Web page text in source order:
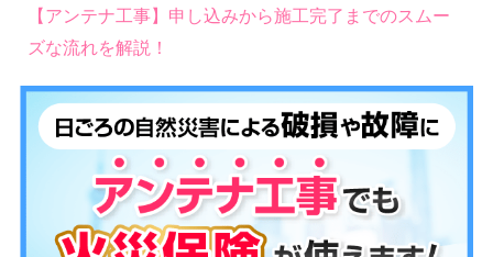
【アンテナ工事】申し込みから施工完了までのスムー
ズな流れを解説！